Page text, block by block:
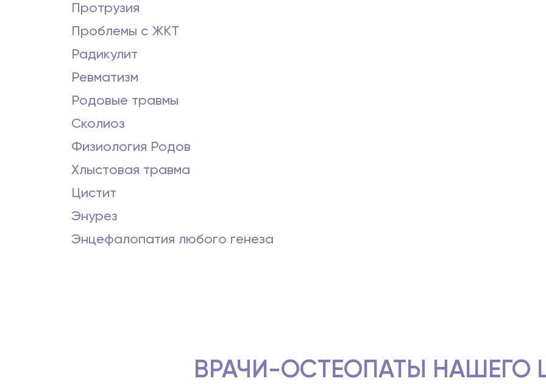
Протрузия
Проблемы с ЖКТ
Радикулит
Ревматизм
Родовые травмы
Сколиоз
Физиология Родов
Хлыстовая травма
Цистит
Энурез
Энцефалопатия любого генеза
ВРАЧИ-ОСТЕОПАТЫ НАШЕГО